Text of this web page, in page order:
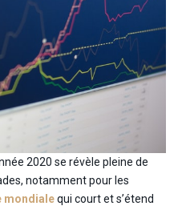
2020 se révèle pleine de
notamment pour les
mondialequi court et s’étend